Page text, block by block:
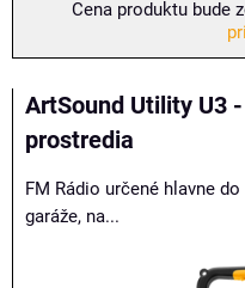
Cena produktu bude
ArtSound Utility U3
prostredia
FM Rádio určené hlavne
garáže, na...